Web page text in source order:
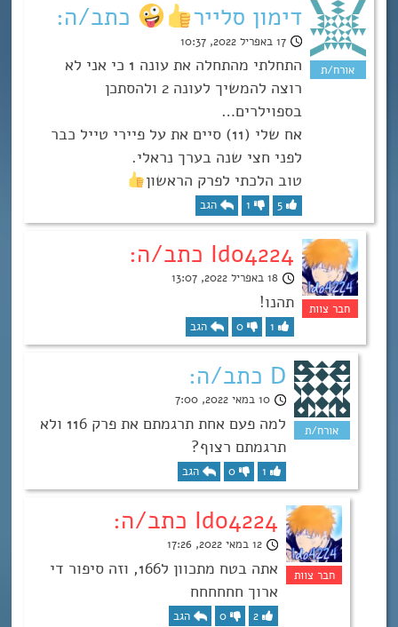
דימון סלייר כתב/ה:
17 באפריל 2022, 10:37
התחלתי מהתחלה את עונה 1 כי אני לא
רוצה להמשיך לעונה 2 ולהסתכן
בספוילרים…
אח שלי (11) סיים את על פיירי טייל כבר
לפני חצי שנה בערך נראלי.
טוב הלכתי לפרק הראשון
5
1 הגב
Ido4224 כתב/ה:
18 באפריל 2022, 13:07
תהנו!
1
0 הגב
D כתב/ה:
10 במאי 2022, 7:00
למה פעם אחת תרגמתם את פרק 116 ולא
תרגמתם רצוף?
1
0 הגב
Ido4224 כתב/ה:
12 במאי 2022, 17:26
אתה בטח מתכוון ל166, וזה סיפור די
ארוך חחחחחח
2
0 הגב